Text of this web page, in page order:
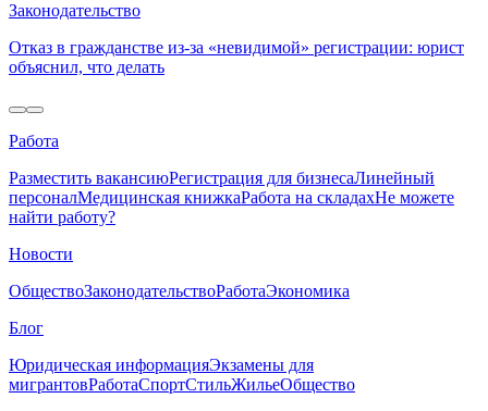
Законодательство
Отказ в гражданстве из-за «невидимой» регистрации: юрист
объяснил, что делать
Работа
Разместить вакансиюРегистрация для бизнесаЛинейный
персоналМедицинская книжкаРабота на складахНе можете
найти работу?
Новости
ОбществоЗаконодательствоРаботаЭкономика
Блог
Юридическая информацияЭкзамены для
мигрантовРаботаСпортСтильЖильеОбщество